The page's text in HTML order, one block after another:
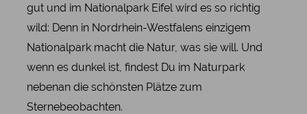
gut und im Nationalpark Eifel wird es so richtig
wild: Denn in Nordrhein-Westfalens einzigem
Nationalpark macht die Natur, was sie will. Und
wenn es dunkel ist, findest Du im Naturpark
nebenan die schönsten Plätze zum
Sternebeobachten.